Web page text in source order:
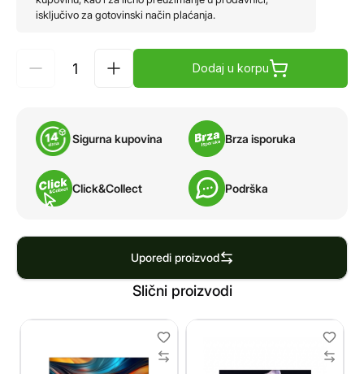
isključivo za gotovinski način plaćanja.
Dodaj u korpu
Sigurna kupovina Brza isporuka
Click&Collect Podrška
Uporedi proizvod
Slični proizvodi